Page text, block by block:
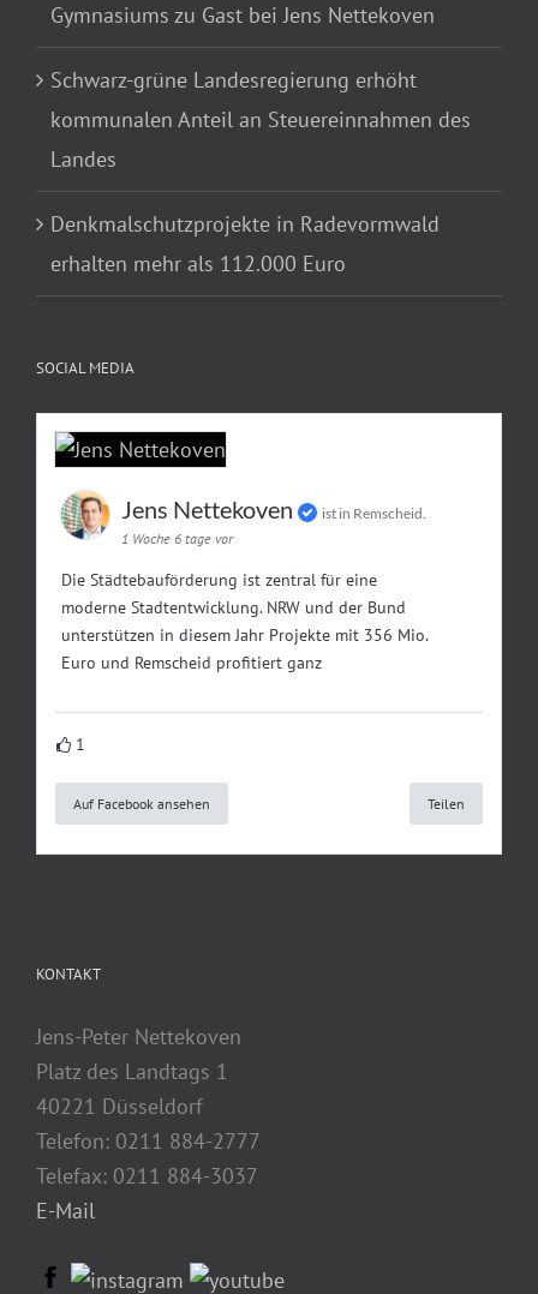
Gymnasiums zu Gast bei Jens Nettekoven
Schwarz-grüne Landesregierung erhöht
kommunalen Anteil an Steuereinnahmen des
Landes
Denkmalschutzprojekte in Radevormwald
erhalten mehr als 112.000 Euro
SOCIAL MEDIA
Jens Nettekoven
ist in Remscheid.
1 Woche 6 tage vor
Die Städtebauförderung ist zentral für eine
moderne Stadtentwicklung. NRW und der Bund
unterstützen in diesem Jahr Projekte mit 356 Mio.
Euro und Remscheid profitiert ganz
1
Auf Facebook ansehen Teilen
KONTAKT
Jens-Peter Nettekoven
Platz des Landtags 1
40221 Düsseldorf
Telefon: 0211 884-2777
Telefax: 0211 884-3037
E-Mail